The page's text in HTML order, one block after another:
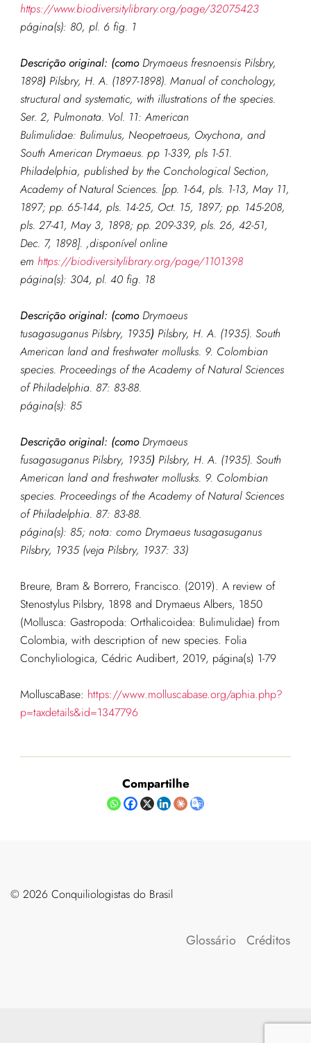
https://www.biodiversitylibrary.org/page/32075423
página(s): 80, pl. 6 fig. 1
Descrição original: (como Drymaeus fresnoensis Pilsbry,
1898) Pilsbry, H. A. (1897-1898). Manual of conchology,
structural and systematic, with illustrations of the species.
Ser. 2, Pulmonata. Vol. 11: American
Bulimulidae: Bulimulus, Neopetraeus, Oxychona, and
South American Drymaeus. pp 1-339, pls 1-51.
Philadelphia, published by the Conchological Section,
Academy of Natural Sciences. [pp. 1-64, pls. 1-13, May 11,
1897; pp. 65-144, pls. 14-25, Oct. 15, 1897; pp. 145-208,
pls. 27-41, May 3, 1898; pp. 209-339, pls. 26, 42-51,
Dec. 7, 1898]. ,disponível online
em https://biodiversitylibrary.org/page/1101398
página(s): 304, pl. 40 fig. 18
Descrição original: (como Drymaeus
tusagasuganus Pilsbry, 1935) Pilsbry, H. A. (1935). South
American land and freshwater mollusks. 9. Colombian
species. Proceedings of the Academy of Natural Sciences
of Philadelphia. 87: 83-88.
página(s): 85
Descrição original: (como Drymaeus
fusagasuganus Pilsbry, 1935) Pilsbry, H. A. (1935). South
American land and freshwater mollusks. 9. Colombian
species. Proceedings of the Academy of Natural Sciences
of Philadelphia. 87: 83-88.
página(s): 85; nota: como Drymaeus tusagasuganus
Pilsbry, 1935 (veja Pilsbry, 1937: 33)
Breure, Bram & Borrero, Francisco. (2019). A review of
Stenostylus Pilsbry, 1898 and Drymaeus Albers, 1850
(Mollusca: Gastropoda: Orthalicoidea: Bulimulidae) from
Colombia, with description of new species. Folia
Conchyliologica, Cédric Audibert, 2019, página(s) 1-79
MolluscaBase: https://www.molluscabase.org/aphia.php?
p=taxdetails&id=1347796
Compartilhe
©️ 2026 Conquiliologistas do Brasil
Glossário Créditos